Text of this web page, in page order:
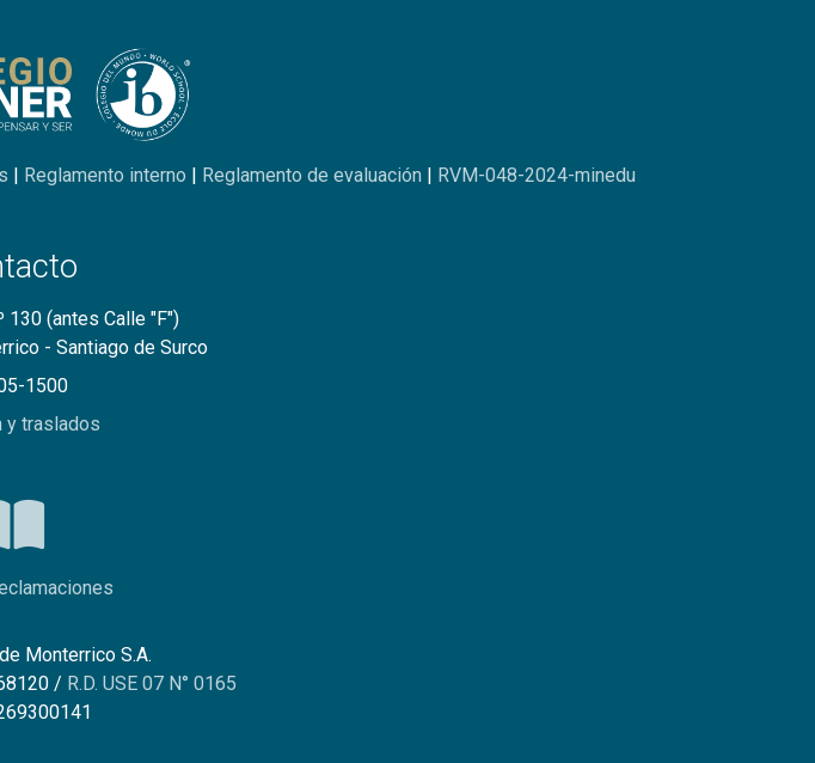
| Reglamento interno | Reglamento de evaluación | RVM-048-2024-minedu
130 (antes Calle "F")
- Santiago de Surco
1500
y traslados
Monterrico S.A.
/ R.D. USE 07 N° 0165